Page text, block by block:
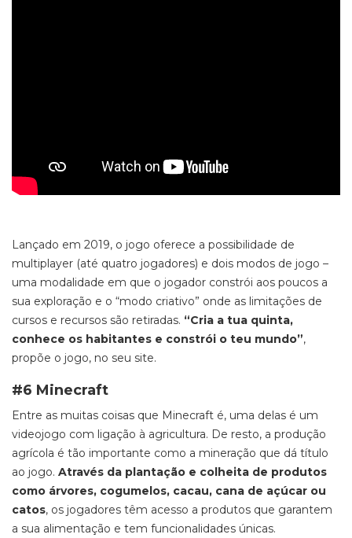
Lançado em 2019, o jogo oferece a possibilidade de
multiplayer (até quatro jogadores) e dois modos de jogo –
uma modalidade em que o jogador constrói aos poucos a
sua exploração e o “modo criativo” onde as limitações de
cursos e recursos são retiradas. “Cria a tua quinta,
conhece os habitantes e constrói o teu mundo”,
propõe o jogo, no seu site.
#6 Minecraft
Entre as muitas coisas que Minecraft é, uma delas é um
videojogo com ligação à agricultura. De resto, a produção
agrícola é tão importante como a mineração que dá título
ao jogo. Através da plantação e colheita de produtos
como árvores, cogumelos, cacau, cana de açúcar ou
catos, os jogadores têm acesso a produtos que garantem
a sua alimentação e tem funcionalidades únicas.